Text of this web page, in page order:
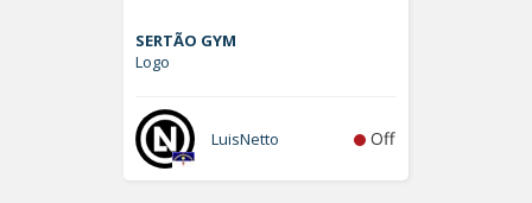
SERTÃO GYM
Logo
LuisNetto Off